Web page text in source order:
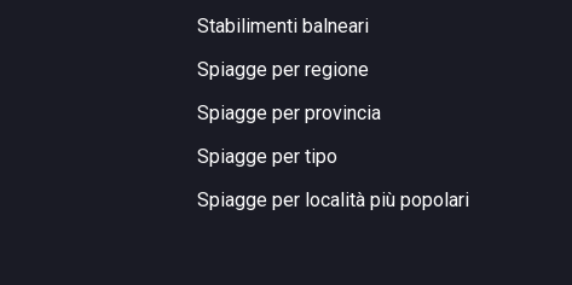
Stabilimenti balneari
Spiagge per regione
Spiagge per provincia
Spiagge per tipo
Spiagge per località più popolari